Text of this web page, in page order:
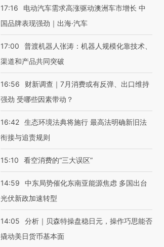
17:16
电动汽车需求高涨驱动澳洲车市增长 中
国品牌表现强劲｜出海·汽车
17:00
普渡机器人张涛：机器人规模化靠技术、
渠道和产品共同突破
16:56
财新调查｜7月消费或有反弹、出口维持
强劲 受哪些因素带动？
16:42 生态环境法典将施行 最高法明确新旧法
衔接与追责规则
15:10 看空消费的“三大误区”
14:59
中东局势催化东南亚能源焦虑 多国出台
光伏新政加速转型
14:05
分析｜贝森特操盘稳日元，操作巧思能否
撬动美日货币基本面